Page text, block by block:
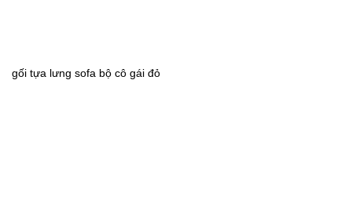
gối tựa lưng sofa bộ cô gái đỏ